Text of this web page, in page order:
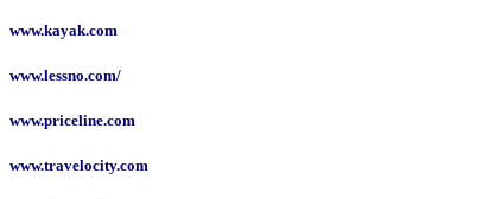
www.kayak.com
www.lessno.com/
www.priceline.com
www.travelocity.com